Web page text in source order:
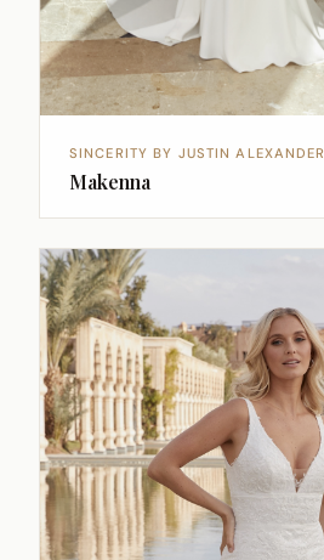
SINCERITY BY JUSTIN ALEXANDER
Makenna